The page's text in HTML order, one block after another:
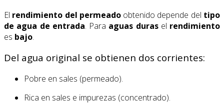
El rendimiento del permeadoobtenido depende del tipo
de agua de entrada. Para aguas durasel rendimiento
es bajo.
Del agua original se obtienen dos corrientes:
Pobre en sales (permeado).
Rica en sales e impurezas (concentrado).